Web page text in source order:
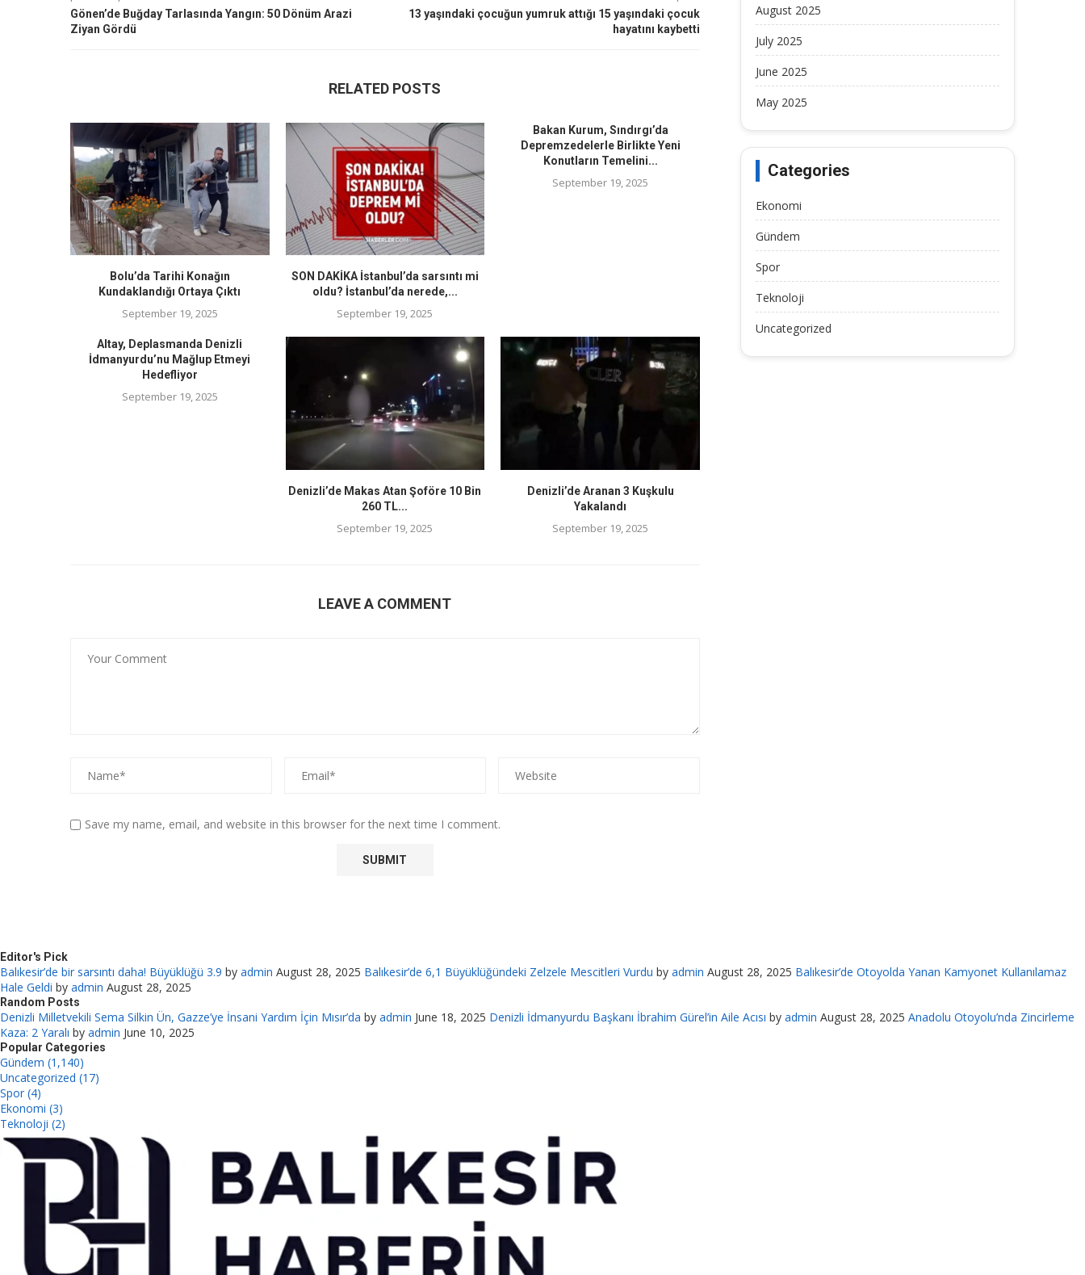
Gönen’de Buğday Tarlasında Yangın: 50 Dönüm Arazi
Ziyan Gördü
13 yaşındaki çocuğun yumruk attığı 15 yaşındaki çocuk
hayatını kaybetti
RELATED POSTS
Bolu’da Tarihi Konağın
Kundaklandığı Ortaya Çıktı
September 19, 2025
SON DAKİKA İstanbul’da sarsıntı mi
oldu? İstanbul’da nerede,...
September 19, 2025
Bakan Kurum, Sındırgı’da
Depremzedelerle Birlikte Yeni
Konutların Temelini...
September 19, 2025
Altay, Deplasmanda Denizli
İdmanyurdu’nu Mağlup Etmeyi
Hedefliyor
September 19, 2025
Denizli’de Makas Atan Şoföre 10 Bin
260 TL...
September 19, 2025
Denizli’de Aranan 3 Kuşkulu
Yakalandı
September 19, 2025
LEAVE A COMMENT
Save my name, email, and website in this browser for the next time I comment.
August 2025
July 2025
June 2025
May 2025
Categories
Ekonomi
Gündem
Spor
Teknoloji
Uncategorized
Editor's Pick
Balıkesir’de bir sarsıntı daha! Büyüklüğü 3.9 by admin August 28, 2025 Balıkesir’de 6,1 Büyüklüğündeki Zelzele Mescitleri Vurdu by admin August 28, 2025 Balıkesir’de Otoyolda Yanan Kamyonet Kullanılamaz
Hale Geldi by admin August 28, 2025
Random Posts
Denizli Milletvekili Sema Silkin Ün, Gazze’ye İnsani Yardım İçin Mısır’da by admin June 18, 2025 Denizli İdmanyurdu Başkanı İbrahim Gürel’in Aile Acısı by admin August 28, 2025 Anadolu Otoyolu’nda Zincirleme
Kaza: 2 Yaralı by admin June 10, 2025
Popular Categories
Gündem (1,140)
Uncategorized (17)
Spor (4)
Ekonomi (3)
Teknoloji (2)